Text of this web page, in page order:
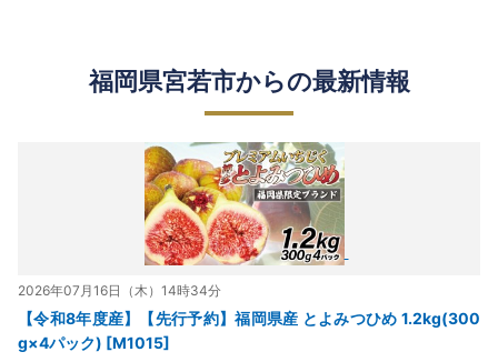
福岡県宮若市からの最新情報
2026年07月16日（木）14時34分
【令和8年度産】【先行予約】福岡県産 とよみつひめ 1.2kg(300
g×4パック) [M1015]